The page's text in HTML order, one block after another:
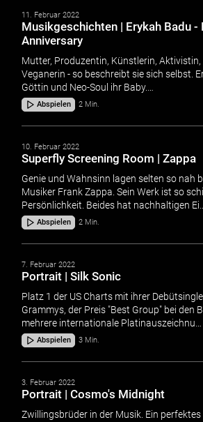
11. Februar 2022
Musikgeschichten | Erykah Badu
Anniversary
Mutter, Produzentin, Künstlerin,
Veganerin - so beschreibt sie sich selbst.
Göttin und Neo-Soul ihr Baby.…
Abspielen 2 Min.
10. Februar 2022
Superfly Screening Room | Zappa
Genie und Wahnsinn lagen selten so nah
Musiker Frank Zappa. Sein Werk ist so
Persönlichkeit. Beides hat nachhaltigen Ei…
Abspielen 2 Min.
7. Februar 2022
Portrait | Silk Sonic
Platz 1 der US Charts mit ihrer
Grammys, der Preis "Best Group" bei den
mehrere internationale Platinauszeichnu…
Abspielen 3 Min.
3. Februar 2022
Portrait | Cosmo's Midnight
Zwillingsbrüder in der Musik. Ein perfektes